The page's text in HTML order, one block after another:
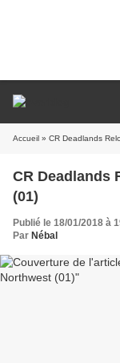
Accueil » CR Deadlands
CR Deadlands
(01)
Publié le 18/01/2018 à
Par Nébal